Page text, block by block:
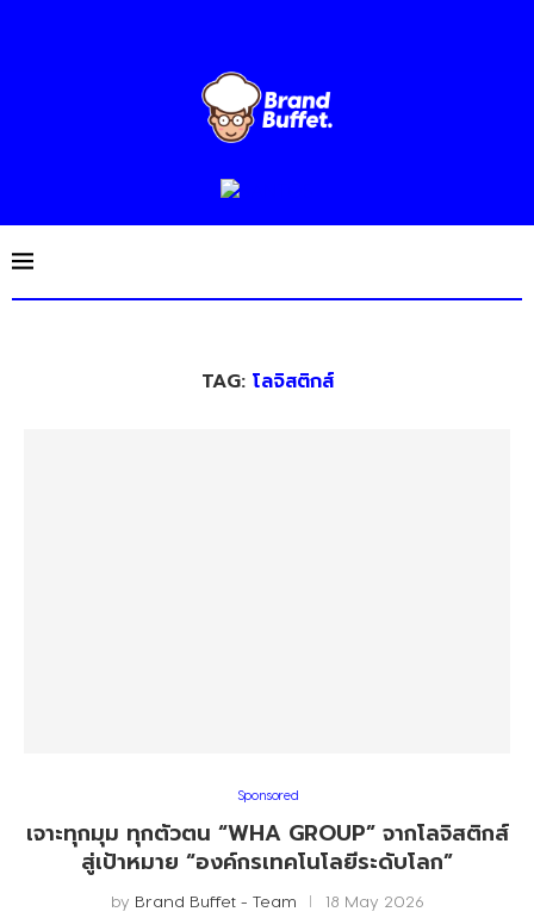
TAG: โลจิสติกส์
Sponsored
เจาะทุกมุม ทุกตัวตน “WHA GROUP” จากโลจิสติกส์
สู่เป้าหมาย “องค์กรเทคโนโลยีระดับโลก”
by Brand Buffet - Team 18 May 2026